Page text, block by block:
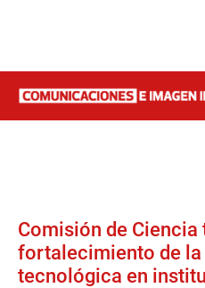
Comisión de Ciencia
fortalecimiento de
tecnológica en